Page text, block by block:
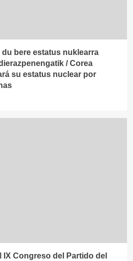
du bere estatus nuklearra
/ Corea
su estatus nuclear por
IX Congreso del Partido del